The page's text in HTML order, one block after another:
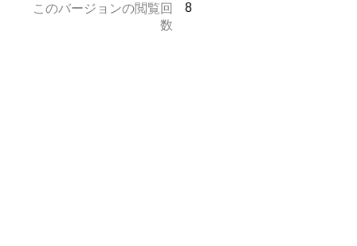
このバージョンの閲覧回
数
8